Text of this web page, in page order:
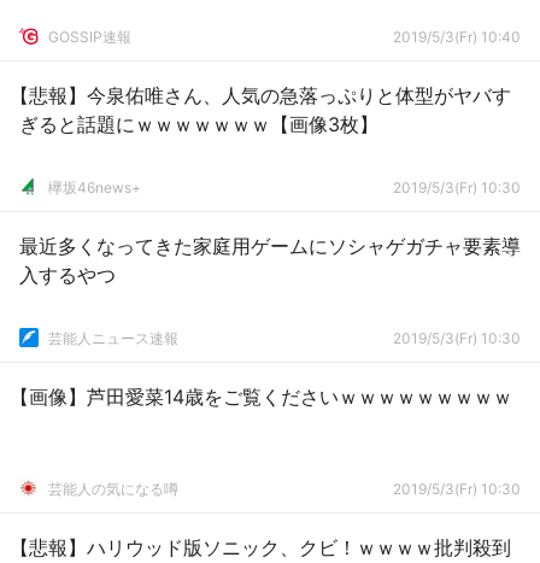
GOSSIP速報 2019/5/3(Fr) 10:40
【悲報】今泉佑唯さん、人気の急落っぷりと体型がヤバす
ぎると話題にｗｗｗｗｗｗｗ【画像3枚】
欅坂46news+ 2019/5/3(Fr) 10:30
最近多くなってきた家庭用ゲームにソシャゲガチャ要素導
入するやつ
芸能人ニュース速報 2019/5/3(Fr) 10:30
【画像】芦田愛菜14歳をご覧くださいｗｗｗｗｗｗｗｗｗ
芸能人の気になる噂 2019/5/3(Fr) 10:30
【悲報】ハリウッド版ソニック、クビ！ｗｗｗｗ批判殺到